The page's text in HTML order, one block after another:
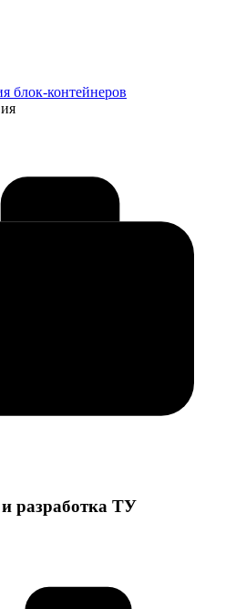
блок-контейнеров
разработка ТУ